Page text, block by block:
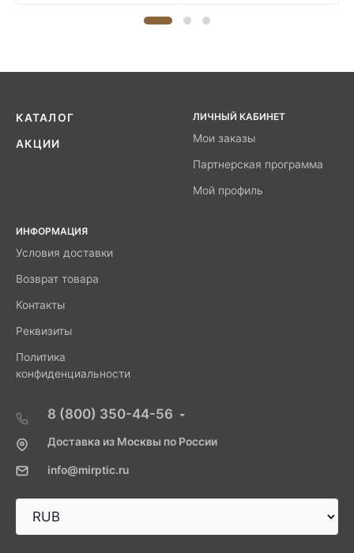
КАТАЛОГ
АКЦИИ
ЛИЧНЫЙ КАБИНЕТ
Мои заказы
Партнерская программа
Мой профиль
ИНФОРМАЦИЯ
Условия доставки
Возврат товара
Контакты
Реквизиты
Политика
конфиденциальности
8 (800) 350-44-56
Доставка из Москвы по России
info@mirptic.ru